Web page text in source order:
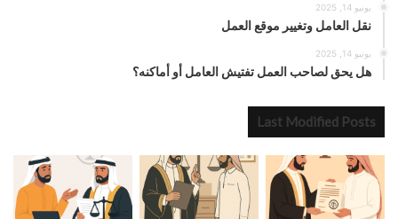
يونيو 14, 2025
نقل العامل وتغيير موقع العمل
يونيو 14, 2025
هل يحق لصاحب العمل تفتيش العامل أو أماكنه؟
Last Modified Posts